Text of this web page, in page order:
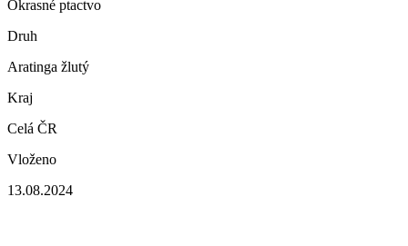
Okrasné ptactvo
Druh
Aratinga žlutý
Kraj
Celá ČR
Vloženo
13.08.2024